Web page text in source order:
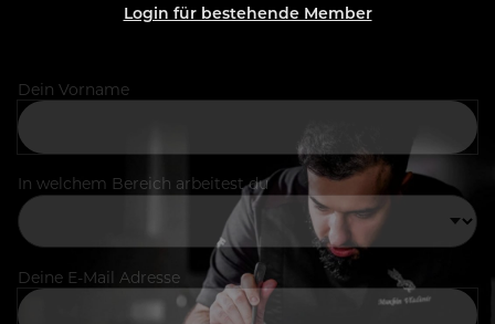
Login für bestehende Member
Dein Vorname
In welchem Bereich arbeitest du
Deine E-Mail Adresse